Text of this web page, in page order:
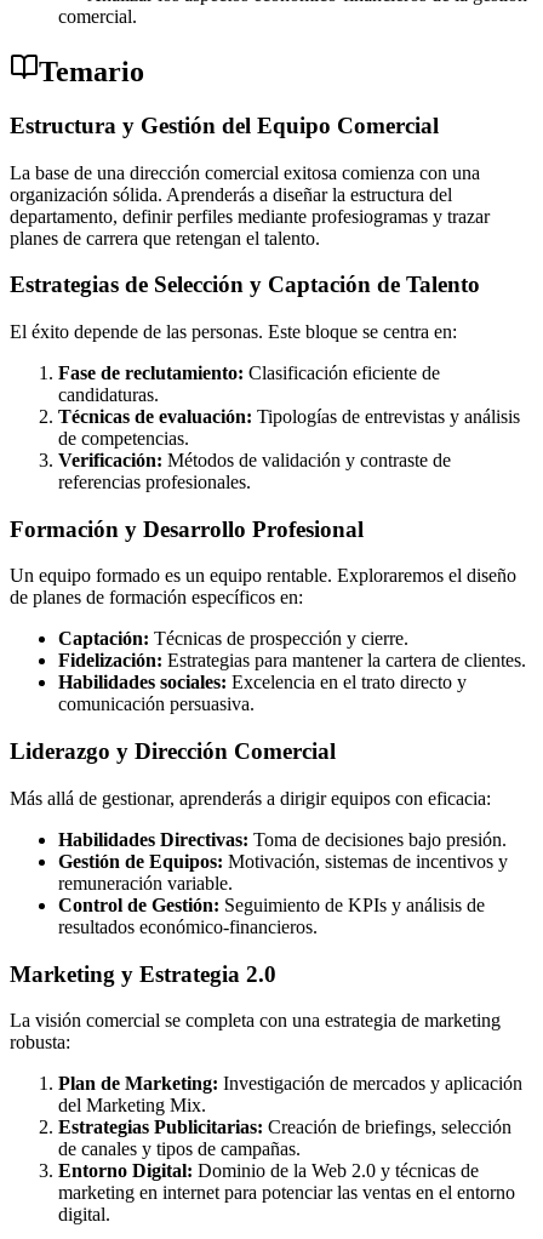
comercial.
Temario
Estructura y Gestión del Equipo Comercial
La base de una dirección comercial exitosa comienza con una
organización sólida. Aprenderás a diseñar la estructura del
departamento, definir perfiles mediante profesiogramas y trazar
planes de carrera que retengan el talento.
Estrategias de Selección y Captación de Talento
El éxito depende de las personas. Este bloque se centra en:
Fase de reclutamiento: Clasificación eficiente de
candidaturas.
Técnicas de evaluación: Tipologías de entrevistas y análisis
de competencias.
Verificación: Métodos de validación y contraste de
referencias profesionales.
Formación y Desarrollo Profesional
Un equipo formado es un equipo rentable. Exploraremos el diseño
de planes de formación específicos en:
Captación: Técnicas de prospección y cierre.
Fidelización: Estrategias para mantener la cartera de clientes.
Habilidades sociales: Excelencia en el trato directo y
comunicación persuasiva.
Liderazgo y Dirección Comercial
Más allá de gestionar, aprenderás a dirigir equipos con eficacia:
Habilidades Directivas: Toma de decisiones bajo presión.
Gestión de Equipos: Motivación, sistemas de incentivos y
remuneración variable.
Control de Gestión: Seguimiento de KPIs y análisis de
resultados económico-financieros.
Marketing y Estrategia 2.0
La visión comercial se completa con una estrategia de marketing
robusta:
Plan de Marketing: Investigación de mercados y aplicación
del Marketing Mix.
Estrategias Publicitarias: Creación de briefings, selección
de canales y tipos de campañas.
Entorno Digital: Dominio de la Web 2.0 y técnicas de
marketing en internet para potenciar las ventas en el entorno
digital.